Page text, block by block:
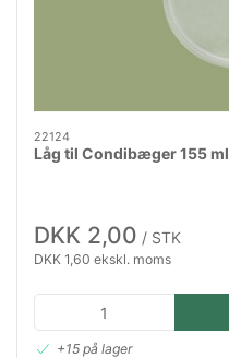
22124
Låg til Condibæger 155 ml
DKK 2,00 / STK
DKK 1,60 ekskl. moms
+15 på lager